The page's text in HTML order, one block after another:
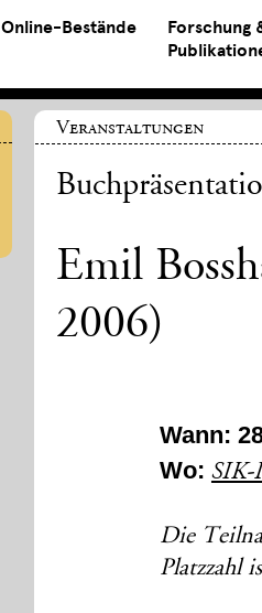
Online-Bestände
Forschung
Veranstaltungen
Emil
2006)
Wann:
Wo: SIK-
Die
Platzzahl